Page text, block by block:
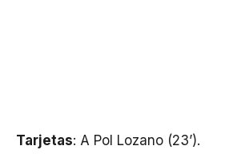
Tarjetas: A Pol Lozano (23’).